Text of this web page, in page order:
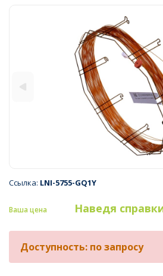
Ссылка: LNI-5755-GQ1Y
Ваша цена Наведя
Доступность: по запросу